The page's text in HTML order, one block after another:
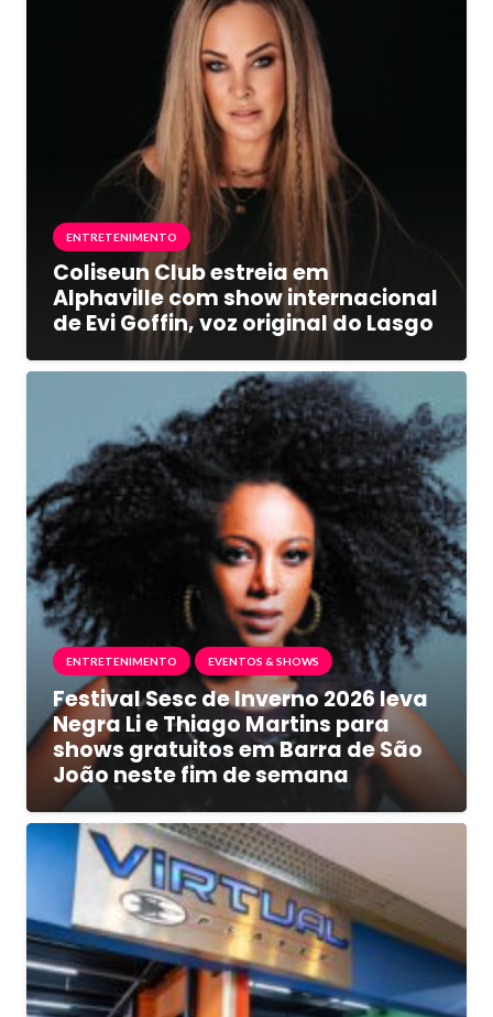
ENTRETENIMENTO
Coliseun Club estreia em
Alphaville com show internacional
de Evi Goffin, voz original do Lasgo
ENTRETENIMENTO EVENTOS & SHOWS
Festival Sesc de Inverno 2026 leva
Negra Li e Thiago Martins para
shows gratuitos em Barra de São
João neste fim de semana